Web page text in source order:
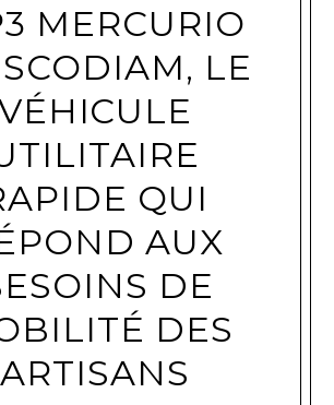
MERCURIO
LE
QUI
AUX
DE
DES
ARTISANS